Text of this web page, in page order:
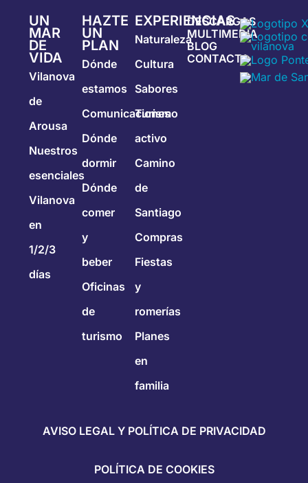
UN
MAR
DE
VIDA
Vilanova
de
Arousa
Nuestros
esenciales
Vilanova
en
1/2/3
días
HAZTE
UN
PLAN
Dónde
estamos
Comunicaciones
Dónde
dormir
Dónde
comer
y
beber
Oficinas
de
turismo
EXPERIENCIAS
Naturaleza
Cultura
Sabores
Turismo
activo
Camino
de
Santiago
Compras
Fiestas
y
romerías
Planes
en
familia
DESCARGAS
MULTIMEDIA
BLOG
CONTACTA
AVISO LEGAL Y POLÍTICA DE PRIVACIDAD
POLÍTICA DE COOKIES